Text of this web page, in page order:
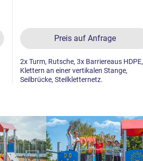
Preis auf Anfrage
2x Turm, Rutsche, 3x Barriereaus HDPE,
Klettern an einer vertikalen Stange,
Seilbrücke, Steilkletternetz.